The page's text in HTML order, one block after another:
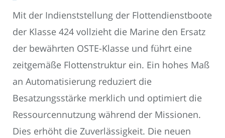
Mit der Indienststellung der Flottendienstboote
der Klasse 424 vollzieht die Marine den Ersatz
der bewährten OSTE-Klasse und führt eine
zeitgemäße Flottenstruktur ein. Ein hohes Maß
an Automatisierung reduziert die
Besatzungsstärke merklich und optimiert die
Ressourcennutzung während der Missionen.
Dies erhöht die Zuverlässigkeit. Die neuen